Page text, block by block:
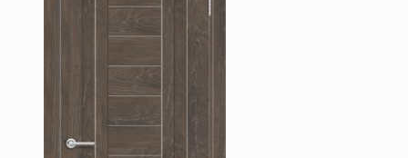
Коричневые(453)
(412)
Серые(274)
Темные(375)